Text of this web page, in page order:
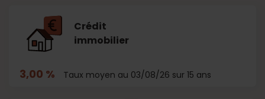
Crédit
immobilier
3,00 % Taux moyen au 03/08/26 sur 15 ans